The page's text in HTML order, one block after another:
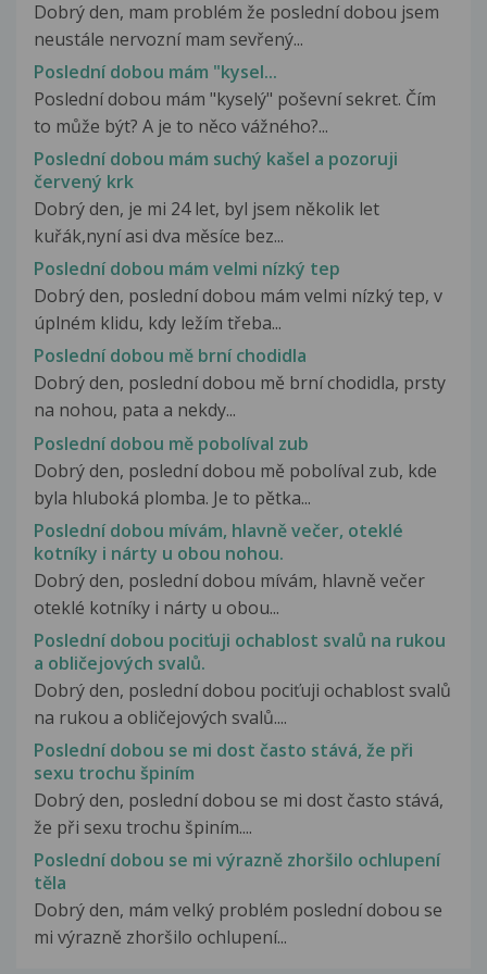
Dobrý den, mam problém že poslední dobou jsem
neustále nervozní mam sevřený...
Poslední dobou mám "kysel...
Poslední dobou mám "kyselý" poševní sekret. Čím
to může být? A je to něco vážného?...
Poslední dobou mám suchý kašel a pozoruji
červený krk
Dobrý den, je mi 24 let, byl jsem několik let
kuřák,nyní asi dva měsíce bez...
Poslední dobou mám velmi nízký tep
Dobrý den, poslední dobou mám velmi nízký tep, v
úplném klidu, kdy ležím třeba...
Poslední dobou mě brní chodidla
Dobrý den, poslední dobou mě brní chodidla, prsty
na nohou, pata a nekdy...
Poslední dobou mě pobolíval zub
Dobrý den, poslední dobou mě pobolíval zub, kde
byla hluboká plomba. Je to pětka...
Poslední dobou mívám, hlavně večer, oteklé
kotníky i nárty u obou nohou.
Dobrý den, poslední dobou mívám, hlavně večer
oteklé kotníky i nárty u obou...
Poslední dobou pociťuji ochablost svalů na rukou
a obličejových svalů.
Dobrý den, poslední dobou pociťuji ochablost svalů
na rukou a obličejových svalů....
Poslední dobou se mi dost často stává, že při
sexu trochu špiním
Dobrý den, poslední dobou se mi dost často stává,
že při sexu trochu špiním....
Poslední dobou se mi výrazně zhoršilo ochlupení
těla
Dobrý den, mám velký problém poslední dobou se
mi výrazně zhoršilo ochlupení...